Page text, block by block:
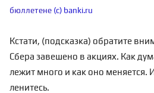
бюллетене (с) banki.ru
Кстати, (подсказка) обратите
Сбера завешено в акциях. Как
лежит много и как оно меняется.
ленитесь.